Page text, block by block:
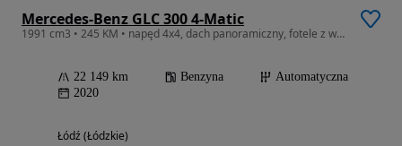
Mercedes-Benz GLC 300 4-Matic
1991 cm3 • 245 KM • napęd 4x4, dach panoramiczny, fotele z wysokogatunkowej skóry
22 149 km Benzyna
Automatyczna
2020
Łódź (Łódzkie)